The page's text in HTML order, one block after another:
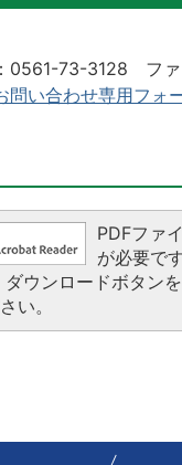
0561-73-3128 フ
問い合わせ専用フォ
PDFファ
が必要で
ダウンロードボタン
い。